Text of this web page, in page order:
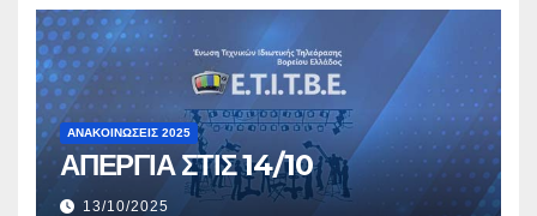
ΑΝΑΚΟΙΝΏΣΕΙΣ 2025
ΑΠΕΡΓΙΑ ΣΤΙΣ 14/10
13/10/2025